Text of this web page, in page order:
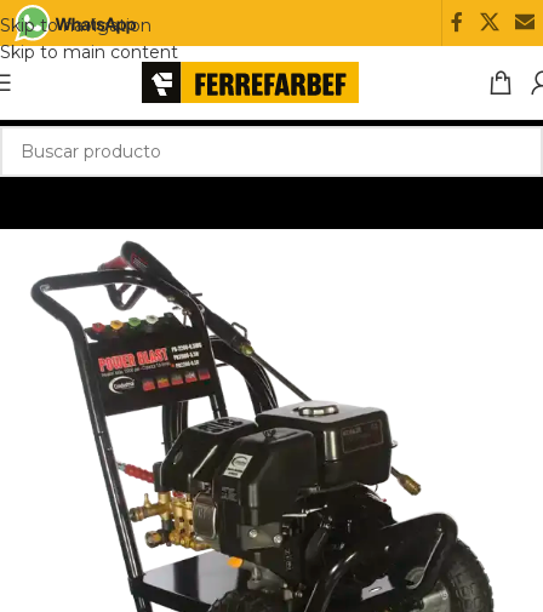
Skip to navigation
Skip to main content